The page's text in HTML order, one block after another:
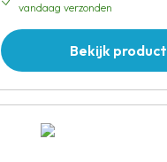
vandaag verzonden
Bekijk product